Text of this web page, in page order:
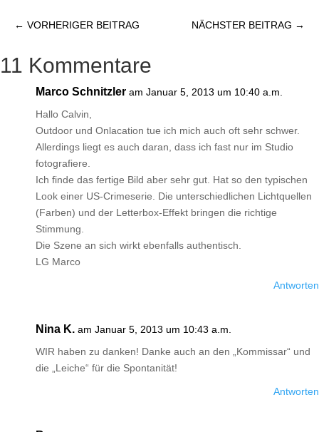
← VORHERIGER BEITRAG NÄCHSTER BEITRAG →
11 Kommentare
Marco Schnitzler am Januar 5, 2013 um 10:40 a.m.
Hallo Calvin,
Outdoor und Onlacation tue ich mich auch oft sehr schwer.
Allerdings liegt es auch daran, dass ich fast nur im Studio
fotografiere.
Ich finde das fertige Bild aber sehr gut. Hat so den typischen
Look einer US-Crimeserie. Die unterschiedlichen Lichtquellen
(Farben) und der Letterbox-Effekt bringen die richtige
Stimmung.
Die Szene an sich wirkt ebenfalls authentisch.
LG Marco
Antworten
Nina K. am Januar 5, 2013 um 10:43 a.m.
WIR haben zu danken! Danke auch an den „Kommissar“ und
die „Leiche“ für die Spontanität!
Antworten